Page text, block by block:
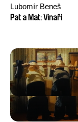
Lubomír Beneš
Pat a Mat: Vinaři